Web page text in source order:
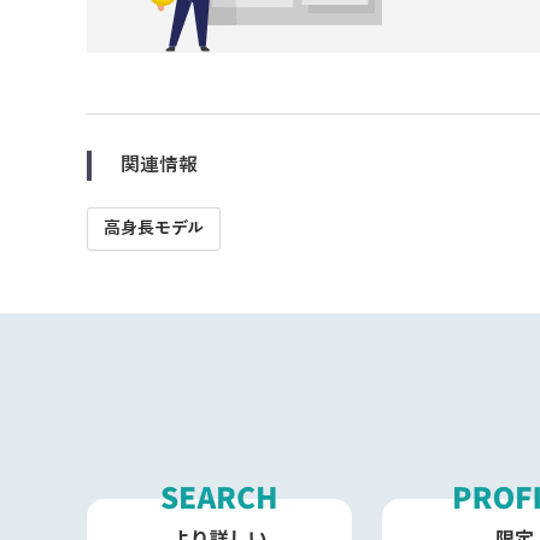
関連情報
高身長モデル